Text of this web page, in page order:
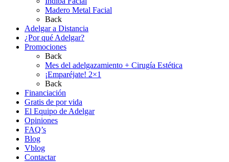
Madero Metal Facial
Back
Adelgar a Distancia
¿Por qué Adelgar?
Promociones
Back
Mes del adelgazamiento + Cirugía Estética
¡Emparéjate! 2×1
Back
Financiación
Gratis de por vida
El Equipo de Adelgar
Opiniones
FAQ’s
Blog
Vblog
Contactar